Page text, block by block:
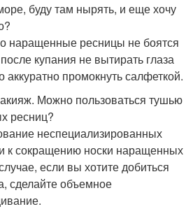
буду там нырять, и еще хочу
наращенные ресницы не боятся
купания не вытирать глаза
промокнуть салфеткой.
Можно пользоваться тушью
ресниц?
неспециализированных
к сокращению носки наращенных
если вы хотите добиться
сделайте объемное